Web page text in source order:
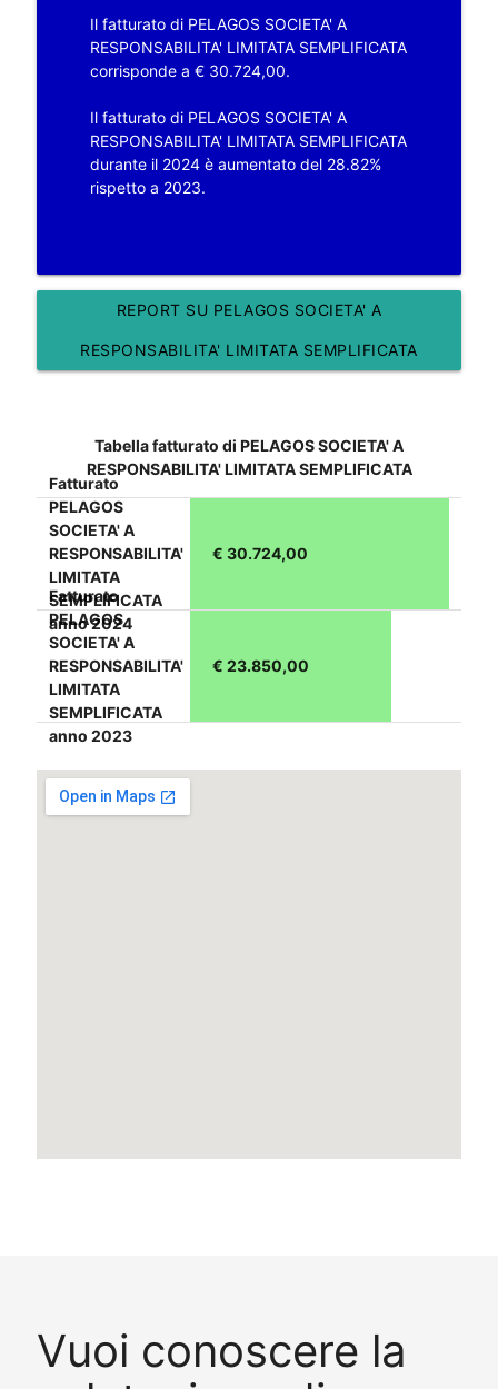
Il fatturato di PELAGOS SOCIETA' A
RESPONSABILITA' LIMITATA SEMPLIFICATA
corrisponde a € 30.724,00.
Il fatturato di PELAGOS SOCIETA' A
RESPONSABILITA' LIMITATA SEMPLIFICATA
durante il 2024 è aumentato del 28.82%
rispetto a 2023.
REPORT SU PELAGOS SOCIETA' A
RESPONSABILITA' LIMITATA SEMPLIFICATA
Tabella fatturato di PELAGOS SOCIETA' A
RESPONSABILITA' LIMITATA SEMPLIFICATA
Fatturato
PELAGOS
SOCIETA' A
RESPONSABILITA'
LIMITATA
SEMPLIFICATA
anno 2024
€ 30.724,00
Fatturato
PELAGOS
SOCIETA' A
RESPONSABILITA'
LIMITATA
SEMPLIFICATA
anno 2023
€ 23.850,00
Vuoi conoscere la